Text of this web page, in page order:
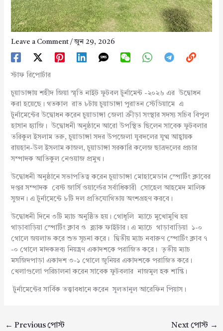
Leave a Comment /জুন 29, 2026
স্টাফ রিপোর্টার
চুয়াডাঙ্গায় শহীদ জিয়া স্মৃতি নাইট ফুটবল টুর্নামেন্ট -২০২৬ এর উদ্বোধন
করা হয়েছে। গতকাল রাত ৮টায় চুয়াডাঙ্গা পুরাতন স্টেডিয়ামে এ
টুর্নামেন্টের উদ্বোধন করেন চুয়াডাঙ্গা জেলা ক্রীড়া সংস্থার সদস্য সচিব বিপুল
হাসান হ্যাজি। উদ্বোধনী অনুষ্ঠানে আরো উপস্থিত ছিলেন সাবেক ফুটবলার
তরিকুল ইসলাম তরু, চুয়াডাঙ্গা সদর উপজেলা যুবদলের যুগ্ম আহ্বায়ক
রায়হান-উল ইসলাম কাজল, চুয়াডাঙ্গা সরকারি কলেজ ছাত্রদলের প্রচার
সম্পাদক আতিকুল নেওয়াজ প্রমুখ।
উদ্বোধনী অনুষ্ঠানে সভাপতিত্ব করেন চুয়াডাঙ্গা মোহামেডান স্পোর্টিং ক্লাবের
দপ্তর সম্পাদক বেস্ট জার্সি ওয়ার্ল্ডের সর্বাধিকারী সোহেল আহমেদ মালিক
সুজন। এ টুর্নামেন্টে ৮টি দল প্রতিযোগিতায় অংশগ্রহণ করবে।
উদ্বোধনী দিনে ৩টি ম্যাচ অনুষ্ঠিত হয়। গোধূলি ম্যাচে মুখোমুখি হয়
গাড়াবাড়িয়া স্পোর্টিং ক্লাব ও ব্ল্যাক ফাইটার। এ ম্যাচে গাড়াবাড়িয়া ১-০
গোলে জয়লাভ করে শুভ সূচনা করে। দ্বিতীয় ম্যাচ নবারুণ স্পোর্টিং ক্লাব ৭
-০ গোলে মাদকদ্রব্য নিয়ন্ত্রণ একাদশকে পরাজিত করে। তৃতীয় ম্যাচ
মসজিদপাড়া একাদশ ৩-১ গোলে জুনিয়র একাদশকে পরাজিত করে।
খেলাগুলো পরিচালনা করেন সাবেক ফুটবলার নাজমুল হক শান্তি।
টুর্নামেন্টের সার্বিক তত্ত্বাবধানে করেন সুলতানুল আরেফিন পিয়াস।
← Previous পোস্ট Next পোস্ট →